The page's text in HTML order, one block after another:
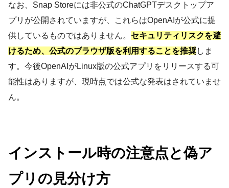
なお、Snap Storeには非公式のChatGPTデスクトップア
プリが公開されていますが、これらはOpenAIが公式に提
供しているものではありません。 セキュリティリスクを避
けるため、公式のブラウザ版を利用することを推奨しま
す。今後OpenAIがLinux版の公式アプリをリリースする可
能性はありますが、現時点では公式な発表はされていませ
ん。
インストール時の注意点と偽ア
プリの見分け方